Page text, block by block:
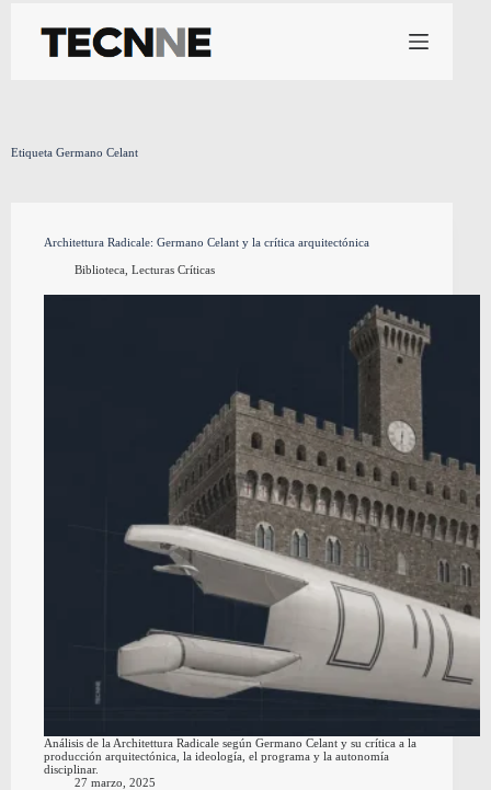
contenido
Etiqueta Germano Celant
Architettura Radicale: Germano Celant y la crítica arquitectónica
Biblioteca, Lecturas Críticas
Análisis de la Architettura Radicale según Germano Celant y su crítica a la
producción arquitectónica, la ideología, el programa y la autonomía
disciplinar.
27 marzo, 2025